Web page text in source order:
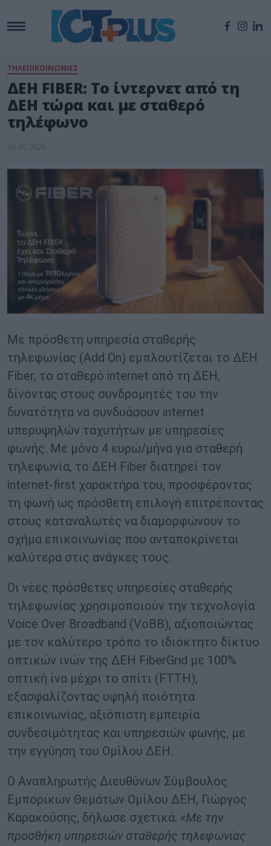
ΤΗΛΕΠΙΚΟΙΝΩΝΙΕΣ
ΔΕΗ FIBER: Το ίντερνετ από τη
ΔΕΗ τώρα και με σταθερό
τηλέφωνο
19.05.2026
Με πρόσθετη υπηρεσία σταθερής
τηλεφωνίας (Add On) εμπλουτίζεται το ΔΕΗ
Fiber, το σταθερό internet από τη ΔΕΗ,
δίνοντας στους συνδρομητές του την
δυνατότητα να συνδυάσουν internet
υπερυψηλών ταχυτήτων με υπηρεσίες
φωνής. Με μόνο 4 ευρώ/μήνα για σταθερή
τηλεφωνία, το ΔΕΗ Fiber διατηρεί τον
internet-first χαρακτήρα του, προσφέροντας
τη φωνή ως πρόσθετη επιλογή επιτρέποντας
στους καταναλωτές να διαμορφώνουν το
σχήμα επικοινωνίας που ανταποκρίνεται
καλύτερα στις ανάγκες τους.
Οι νέες πρόσθετες υπηρεσίες σταθερής
τηλεφωνίας χρησιμοποιούν την τεχνολογία
Voice Over Broadband (VoBB), αξιοποιώντας
με τον καλύτερο τρόπο το ιδιόκτητο δίκτυο
οπτικών ινών της ΔΕΗ FiberGrid με 100%
οπτική ίνα μέχρι το σπίτι (FTTH),
εξασφαλίζοντας υψηλή ποιότητα
επικοινωνίας, αξιόπιστη εμπειρία
συνδεσιμότητας και υπηρεσιών φωνής, με
την εγγύηση του Ομίλου ΔΕΗ.
O Αναπληρωτής Διευθύνων Σύμβουλος
Εμπορικών Θεμάτων Ομίλου ΔΕΗ, Γιώργος
Καρακούσης, δήλωσε σχετικά: «Με την
προσθήκη υπηρεσιών σταθερής τηλεφωνίας